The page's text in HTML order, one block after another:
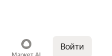
Войти